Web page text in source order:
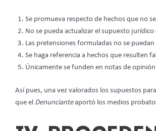
Se promueva respecto de hechos que no
No se pueda actualizar el supuesto
Las pretensiones formuladas no se
Se haga referencia a hechos que resulten
Únicamente se funden en notas de
Así pues, una vez valorados los supuestos
que el Denuncianteaportó los medios